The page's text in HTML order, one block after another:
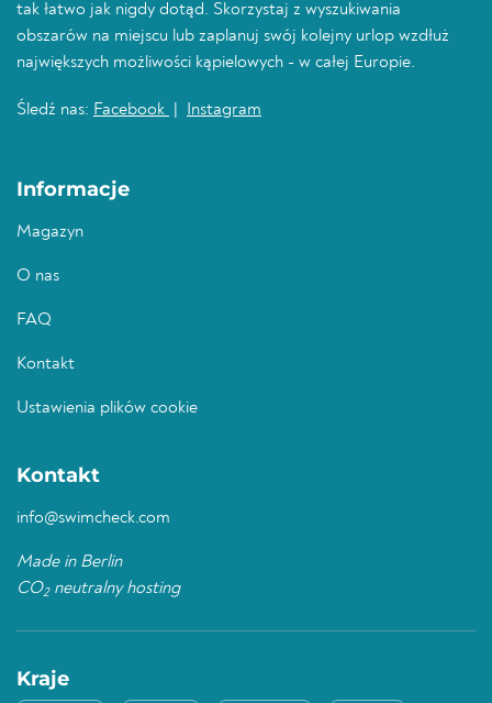
tak łatwo jak nigdy dotąd. Skorzystaj z wyszukiwania
obszarów na miejscu lub zaplanuj swój kolejny urlop wzdłuż
największych możliwości kąpielowych - w całej Europie.
Śledź nas: Facebook Instagram
Informacje
Magazyn
O nas
FAQ
Kontakt
Ustawienia plików cookie
Kontakt
info@swimcheck.com
Made in Berlin
CO2neutralny hosting
Kraje